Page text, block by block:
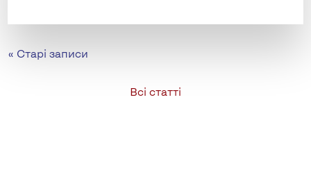
« Старі записи
Всі статті